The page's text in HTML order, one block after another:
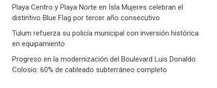
Playa Centro y Playa Norte en Isla Mujeres celebran el
distintivo Blue Flag por tercer año consecutivo
Tulum refuerza su policía municipal con inversión histórica
en equipamiento
Progreso en la modernización del Boulevard Luis Donaldo
Colosio: 60% de cableado subterráneo completo